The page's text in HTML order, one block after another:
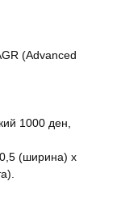
(Advanced
1000 ден,
(ширина) x